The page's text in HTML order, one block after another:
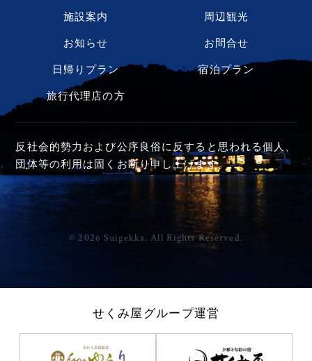
施設案内
周辺観光
お知らせ
お問合せ
日帰りプラン
宿泊プラン
旅行代理店の方
反社会的勢力および公序良俗に反すると思われる個人、
団体等の利用は固くお断り申し上げます。
© 2026 Suigekka. All Rights Reserved.
せくみ屋グループ運営